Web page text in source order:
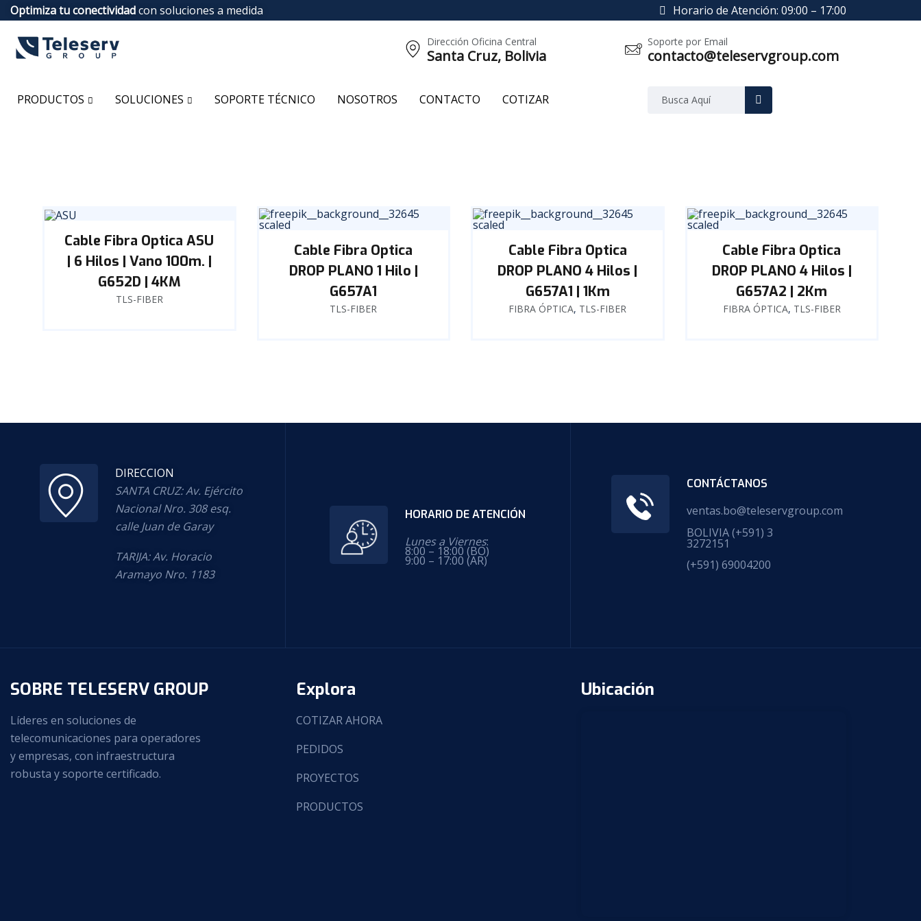
Optimiza tu conectividadcon soluciones a medida Horario de Atención: 09:00 – 17:00
Dirección Oficina Central
Santa Cruz, Bolivia
Soporte por Email
contacto@teleservgroup.com
PRODUCTOS SOLUCIONES SOPORTE TÉCNICO NOSOTROS CONTACTO COTIZAR
Cable Fibra Optica ASU
| 6 Hilos | Vano 100m. |
G652D | 4KM
TLS-FIBER
Cable Fibra Optica
DROP PLANO 1 Hilo |
G657A1
TLS-FIBER
Cable Fibra Optica
DROP PLANO 4 Hilos |
G657A1 | 1Km
FIBRA ÓPTICA, TLS-FIBER
Cable Fibra Optica
DROP PLANO 4 Hilos |
G657A2 | 2Km
FIBRA ÓPTICA, TLS-FIBER
DIRECCION
SANTA CRUZ: Av. Ejército
Nacional Nro. 308 esq.
calle Juan de Garay
TARIJA: Av. Horacio
Aramayo Nro. 1183
HORARIO DE ATENCIÓN
Lunes a Viernes:
8:00 – 18:00 (BO)
9:00 – 17:00 (AR)
CONTÁCTANOS
ventas.bo@teleservgroup.com
BOLIVIA(+591) 3
3272151
(+591) 69004200
SOBRE TELESERV GROUP
Líderes en soluciones de
telecomunicaciones para operadores
y empresas, con infraestructura
robusta y soporte certificado.
Explora
COTIZAR AHORA
PEDIDOS
PROYECTOS
PRODUCTOS
Ubicación